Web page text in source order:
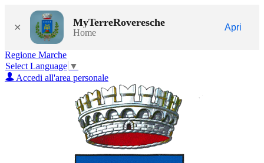
× MyTerreRoveresche
Home
Apri
Regione Marche
Select Language ▼
Accedi all'area personale